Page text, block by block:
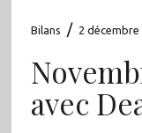
Bilans / 2 décembre
avec